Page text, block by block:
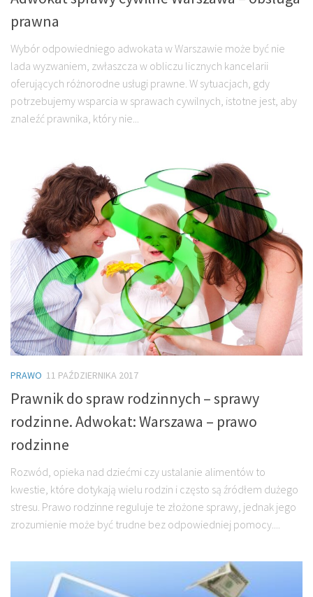
prawna
Wybór odpowiedniego adwokata w Warszawie może być nie
lada wyzwaniem, zwłaszcza w obliczu licznych kancelarii
oferujących różnorodne usługi prawne. W sytuacjach, gdy
potrzebujemy wsparcia w sprawach cywilnych, istotne jest, aby
znaleźć prawnika, który nie...
PRAWO 11 PAŹDZIERNIKA 2017
Prawnik do spraw rodzinnych – sprawy
rodzinne. Adwokat: Warszawa – prawo
rodzinne
Rozwód, opieka nad dziećmi czy ustalanie alimentów to
kwestie, które dotykają wielu rodzin i często są źródłem dużego
stresu. Prawo rodzinne reguluje te złożone sprawy, jednak jego
zrozumienie może być trudne bez odpowiedniej pomocy....